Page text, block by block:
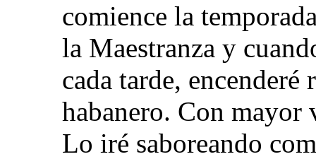
comience la
la Maestranza y
cada tarde,
habanero. Con mayor
Lo iré saboreando